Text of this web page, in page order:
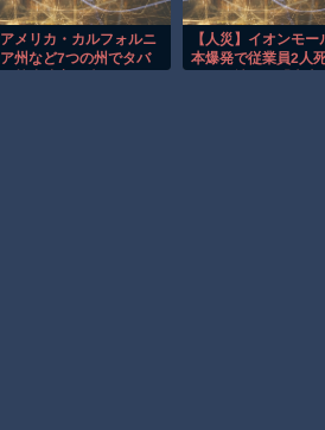
渡邊渚さん「私がPTSDと診
いう言葉は浸透されていませ
アメリカ・カルフォルニ
ア州など7つの州でタバ
【人災】イオンモー
本爆発で従業員2人